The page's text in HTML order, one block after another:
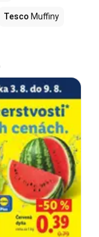
Tesco Muffiny